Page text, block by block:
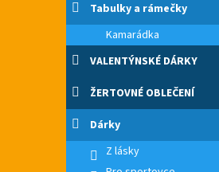
Tabulky a rámečky
Kamarádka
VALENTÝNSKÉ DÁRKY
ŽERTOVNÉ OBLEČENÍ
Dárky
Z lásky